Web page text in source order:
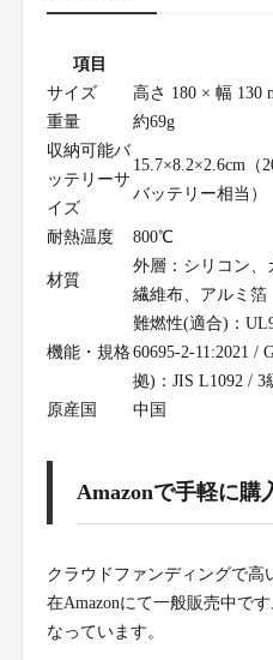
項目
サイズ
高さ 180 × 幅 130
重量
約69g
収納可能バ
ッテリーサ
イズ
15.7×8.2×2.6cm（
バッテリー相当）
耐熱温度 800℃
材質
外層：シリコン、
繊維布、アルミ箔
機能・規格
難燃性(適合)：
60695-2-11:2021 /
拠)：JIS L1092 / 3
原産国
中国
Amazonで手軽に購
クラウドファンディングで高
在Amazonにて一般販売中で
なっています。